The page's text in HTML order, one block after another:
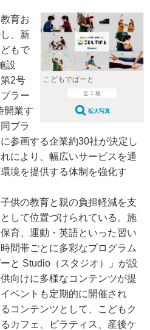
こどもでぱーと
全 1 枚
拡大写真
育お
、新
もで
設
2号
ラー
開業す
ブラ
参画する企業約30社が決定し
により、幅広いサービスを通
境を提供する体制を強化す
供の教育と親の負担軽減を支
して位置づけられている。施
育、運動・英語といった習い
間帯ごとに多彩なプログラム
と Studio（スタジオ）」が設
向けに多様なコンテンツが提
ベントも定期的に開催され
コンテンツとして、こどもク
カフェ、ピラティス、産後ケ